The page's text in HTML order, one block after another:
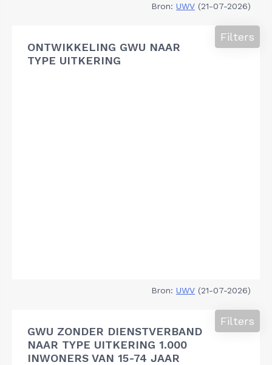
Bron: UWV (21-07-2026)
ONTWIKKELING GWU NAAR
TYPE UITKERING
Filters
Bron: UWV (21-07-2026)
GWU ZONDER DIENSTVERBAND
NAAR TYPE UITKERING 1.000
INWONERS VAN 15-74 JAAR
Filters